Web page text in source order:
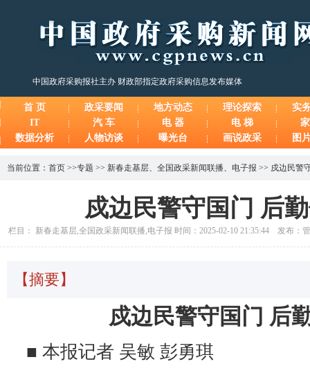
中国政府采购报社主办 财政部指定政府采购信息发布媒体
首 页 政采要闻 地方动态 理论探索
实
IT
汽 车 电 器 电 梯
数据分析
人物访谈 曝光台 画说政采 图
当前位置： 首页 >>专题 >> 新春走基层、 全国政采新闻联播、 电子报 >> 戍边民警
戍边民警守国门 后
栏目： 新春走基层,全国政采新闻联播,电子报 时间：2025-02-10 21:35:44 发布：
【摘要】
戍边民警守国门 后
■ 本报记者 吴敏 彭勇琪